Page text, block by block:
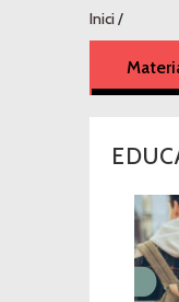
Esteu
Inici/